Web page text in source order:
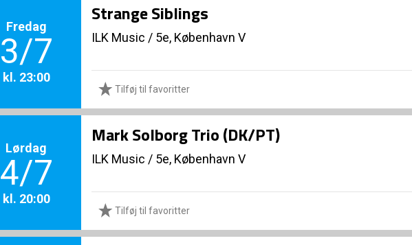
Fredag
3/7
kl. 23:00
Strange Siblings
ILK Music / 5e, København V
Tilføj til favoritter
Lørdag
4/7
kl. 20:00
Mark Solborg Trio (DK/PT)
ILK Music / 5e, København V
Tilføj til favoritter